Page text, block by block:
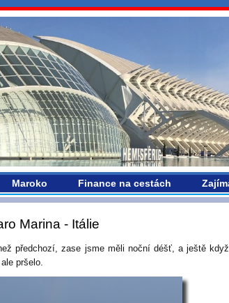
Maroko Finance na cestách
Marina - Itálie
předchozí, zase jsme měli noční déšť, a ještě
pršelo.